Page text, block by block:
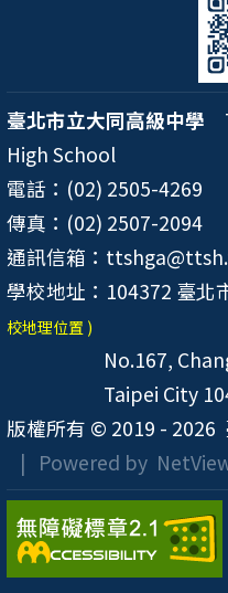
臺北市立大同高級中學
High School
電話：(02) 2505-4269
傳真：(02) 2507-2094
通訊信箱：
學校地址：104372 臺北
校地理位置 )
No.167,
Taipei City
版權所有 © 2019 - 2026
| Powered by